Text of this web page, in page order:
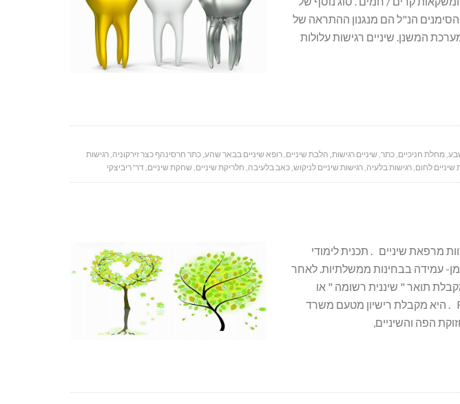
הנ"ל הם מנגנון ההתראה של
המשנן. שיניים רגישות עלולות
מחלת חניכיים כתר שיניים רגישות הלבת שיניים רופא שיניים בבאר שהע כתר חרסינהף כצר זירקוניה רגישות
שיניים לחום רגישות בלעיה רגישות שיניים לניקוש כאב בלעיבה חלריקת שיניים שחקת שיניים דר' ריביצקי
מרפאת שיניים . תכנית לימודי
עמידה בבחינות ממשלתיות. לאחר
תואר " שיננית רשומה " או
באנגלית ( Registered dental hygienist ( RDH . היא מקבלת רישיון מטעם משרד
הפה והשיניים,